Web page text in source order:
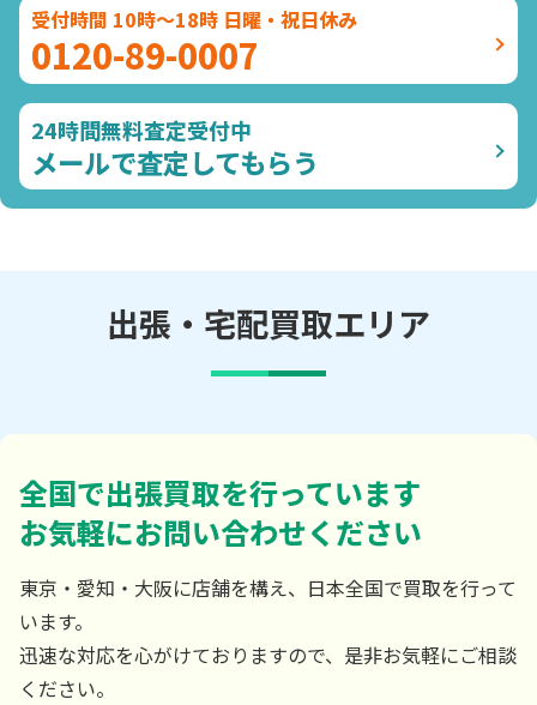
受付時間 10時～18時 日曜・祝日休み
0120-89-0007
24時間無料査定受付中
メールで査定してもらう
出張・宅配買取エリア
全国で出張買取を行っています
お気軽にお問い合わせください
東京・愛知・大阪に店舗を構え、日本全国で買取を行って
います。
迅速な対応を心がけておりますので、是非お気軽にご相談
ください。